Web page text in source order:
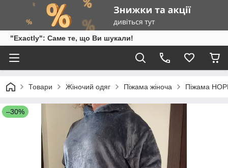
"Exactly": Саме те, що Ви шукали!
Товари Жіночий одяг Піжама жіноча Піжама
–30%